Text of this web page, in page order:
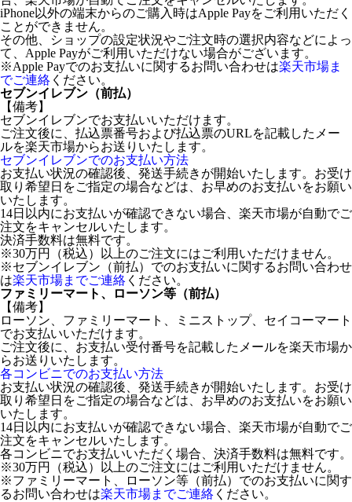
iPhone以外の端末からのご購入時はApple Payをご利用いただく
ことができません。
その他、ショップの設定状況やご注文時の選択内容などによっ
て、Apple Payがご利用いただけない場合がございます。
※Apple Payでのお支払いに関するお問い合わせは楽天市場ま
でご連絡 ください。
セブンイレブン（前払）
【備考】
セブンイレブンでお支払いいただけます。
ご注文後に、払込票番号および払込票のURLを記載したメー
ルを楽天市場からお送りいたします。
セブンイレブンでのお支払い方法
お支払い状況の確認後、発送手続きが開始いたします。お受け
取り希望日をご指定の場合などは、お早めのお支払いをお願い
いたします。
14日以内にお支払いが確認できない場合、楽天市場が自動でご
注文をキャンセルいたします。
決済手数料は無料です。
※30万円（税込）以上のご注文にはご利用いただけません。
※セブンイレブン（前払）でのお支払いに関するお問い合わせ
は楽天市場までご連絡 ください。
ファミリーマート、ローソン等（前払）
【備考】
ローソン、ファミリーマート、ミニストップ、セイコーマート
でお支払いいただけます。
ご注文後に、お支払い受付番号を記載したメールを楽天市場か
らお送りいたします。
各コンビニでのお支払い方法
お支払い状況の確認後、発送手続きが開始いたします。お受け
取り希望日をご指定の場合などは、お早めのお支払いをお願い
いたします。
14日以内にお支払いが確認できない場合、楽天市場が自動でご
注文をキャンセルいたします。
各コンビニでお支払いいただく場合、決済手数料は無料です。
※30万円（税込）以上のご注文にはご利用いただけません。
※ファミリーマート、ローソン等（前払）でのお支払いに関す
るお問い合わせは楽天市場までご連絡 ください。